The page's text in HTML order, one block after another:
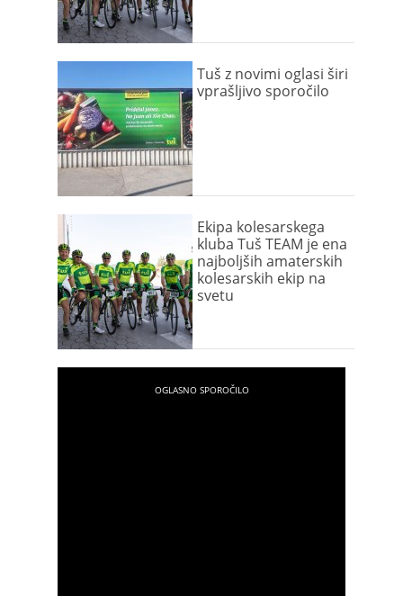
Tuš z novimi oglasi širi
vprašljivo sporočilo
Ekipa kolesarskega
kluba Tuš TEAM je ena
najboljših amaterskih
kolesarskih ekip na
svetu